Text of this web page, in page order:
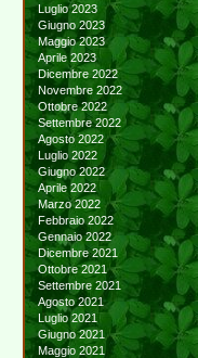
Luglio 2023
Giugno 2023
Maggio 2023
Aprile 2023
Dicembre 2022
Novembre 2022
Ottobre 2022
Settembre 2022
Agosto 2022
Luglio 2022
Giugno 2022
Aprile 2022
Marzo 2022
Febbraio 2022
Gennaio 2022
Dicembre 2021
Ottobre 2021
Settembre 2021
Agosto 2021
Luglio 2021
Giugno 2021
Maggio 2021